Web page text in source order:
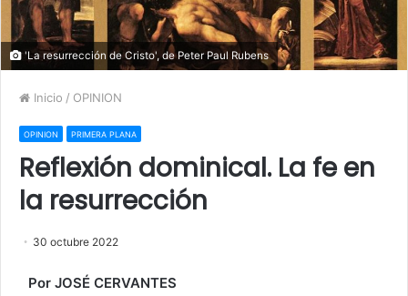
'La resurrección de Cristo', de Peter Paul Rubens
Inicio / OPINION
OPINION PRIMERA PLANA
Reflexión dominical. La fe en
la resurrección
30 octubre 2022
Por JOSÉ CERVANTES